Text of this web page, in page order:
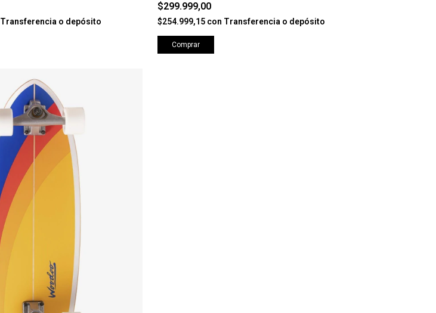
Transferencia o depósito
$299.999,00
$254.999,15 con Transferencia o depósito
Comprar